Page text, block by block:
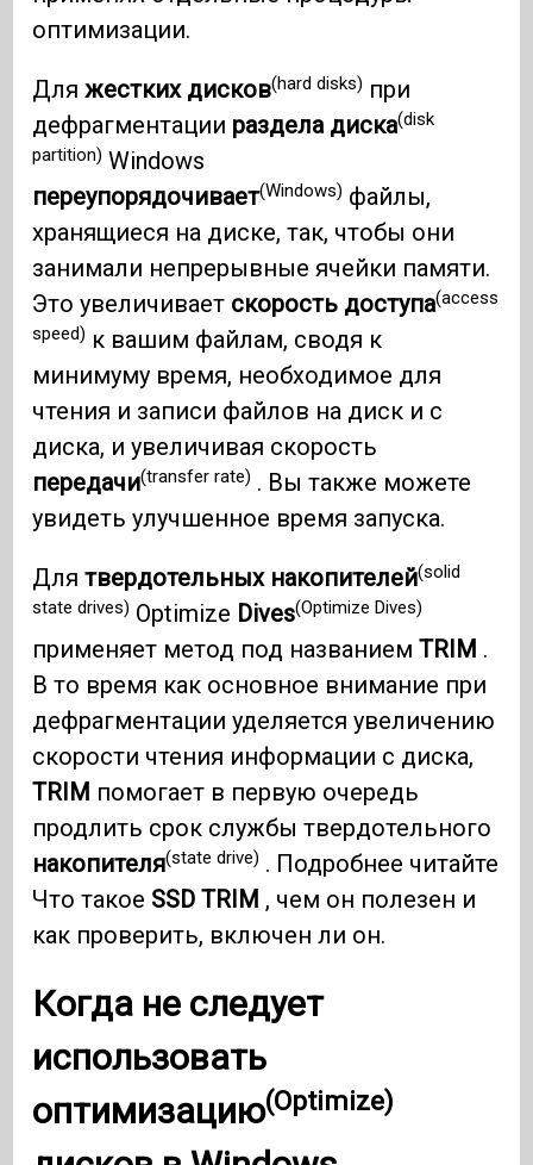
оптимизации.
Дляжестких дисков(hard disks) при
дефрагментации раздела диска(disk
partition) Windows
переупорядочивает(Windows) файлы,
хранящиеся на диске, так, чтобы они
занимали непрерывные ячейки памяти.
Это увеличивает скорость доступа(access
speed) к вашим файлам, сводя к
минимуму время, необходимое для
чтения и записи файлов на диск и с
диска, и увеличивая скорость
передачи(transfer rate) . Вы также можете
увидеть улучшенное время запуска.
Длятвердотельных накопителей(solid
state drives) Optimize Dives(Optimize Dives)
применяет метод под названиемTRIM .
В то время как основное внимание при
дефрагментации уделяется увеличению
скорости чтения информации с диска,
TRIM помогает в первую очередь
продлить срок службы твердотельного
накопителя(state drive) . Подробнее читайте
Что такое SSD TRIM , чем он полезен и
как проверить, включен ли он.
Когда не следует
использовать
оптимизацию(Optimize)